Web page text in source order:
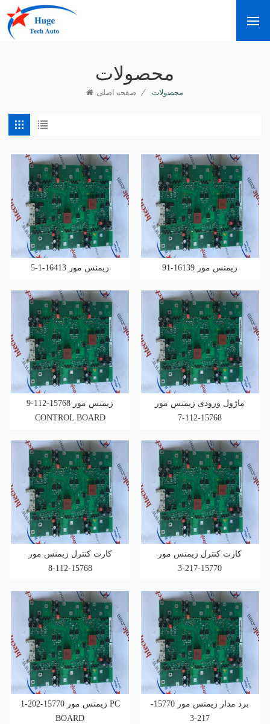
محصولات
صفحه اصلی / محصولات
زیمنس مور 16413-1-5 زیمنس مور 16139-91
زیمنس مور 15768-112-9
CONTROL BOARD
ماژول ورودی زیمنس مور
15768-112-7
کارت کنترل زیمنس مور
15768-112-8
کارت کنترل زیمنس مور
15770-217-3
زیمنس مور 15770-202-1 PC
BOARD
برد مدار زیمنس مور 15770-
217-3